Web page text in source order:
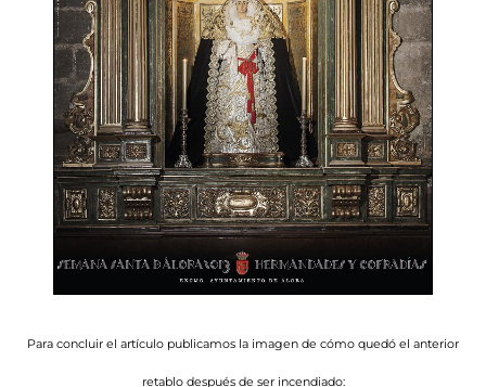
Para concluir el artículo publicamos la imagen de cómo quedó el anterior
retablo después de ser incendiado: